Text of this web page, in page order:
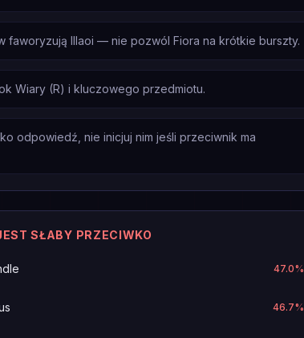
faworyzują Illaoi — nie pozwól Fiora na krótkie burszty.
Wiary (R) i kluczowego przedmiotu.
odpowiedź, nie inicjuj nim jeśli przeciwnik ma
SŁABY PRZECIWKO
47.0%
46.7%